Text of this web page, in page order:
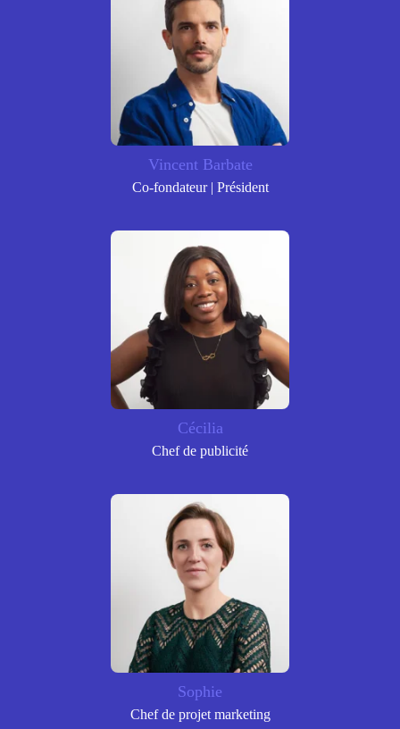
Vincent Barbate
Co-fondateur | Président
Cécilia
Chef de publicité
Sophie
Chef de projet marketing